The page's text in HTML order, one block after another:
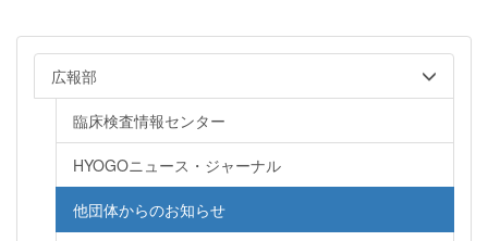
広報部
臨床検査情報センター
HYOGOニュース・ジャーナル
他団体からのお知らせ